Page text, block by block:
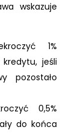
wskazuje
1%
jeśli
pozostało
0,5%
do końca